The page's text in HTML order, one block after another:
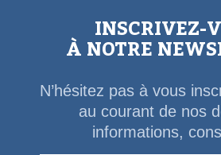
INSCRIVEZ-
À NOTRE
N’hésitez pas à vous
au courant de nos
informations,